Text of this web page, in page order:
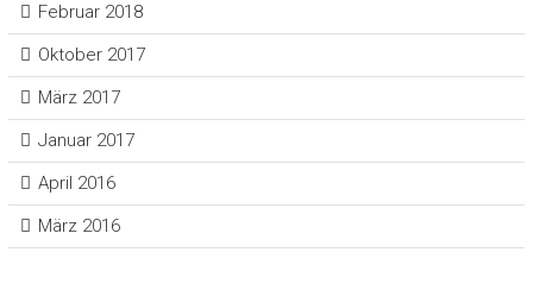
Februar 2018
Oktober 2017
März 2017
Januar 2017
April 2016
März 2016